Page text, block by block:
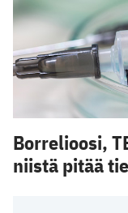
Borrelioosi,
niistä pitää